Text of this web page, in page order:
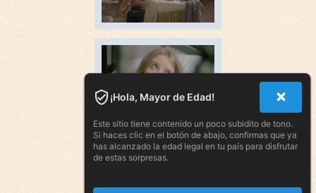
¡Hola, Mayor de Edad!
Este sitio tiene contenido un poco subidito de tono.
Si haces clic en el botón de abajo, confirmas que ya
has alcanzado la edad legal en tu país para disfrutar
de estas sorpresas.